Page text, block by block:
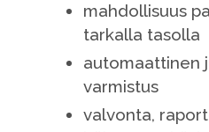
mahdollisuus
tarkalla tasolla
automaattinen
varmistus
valvonta,